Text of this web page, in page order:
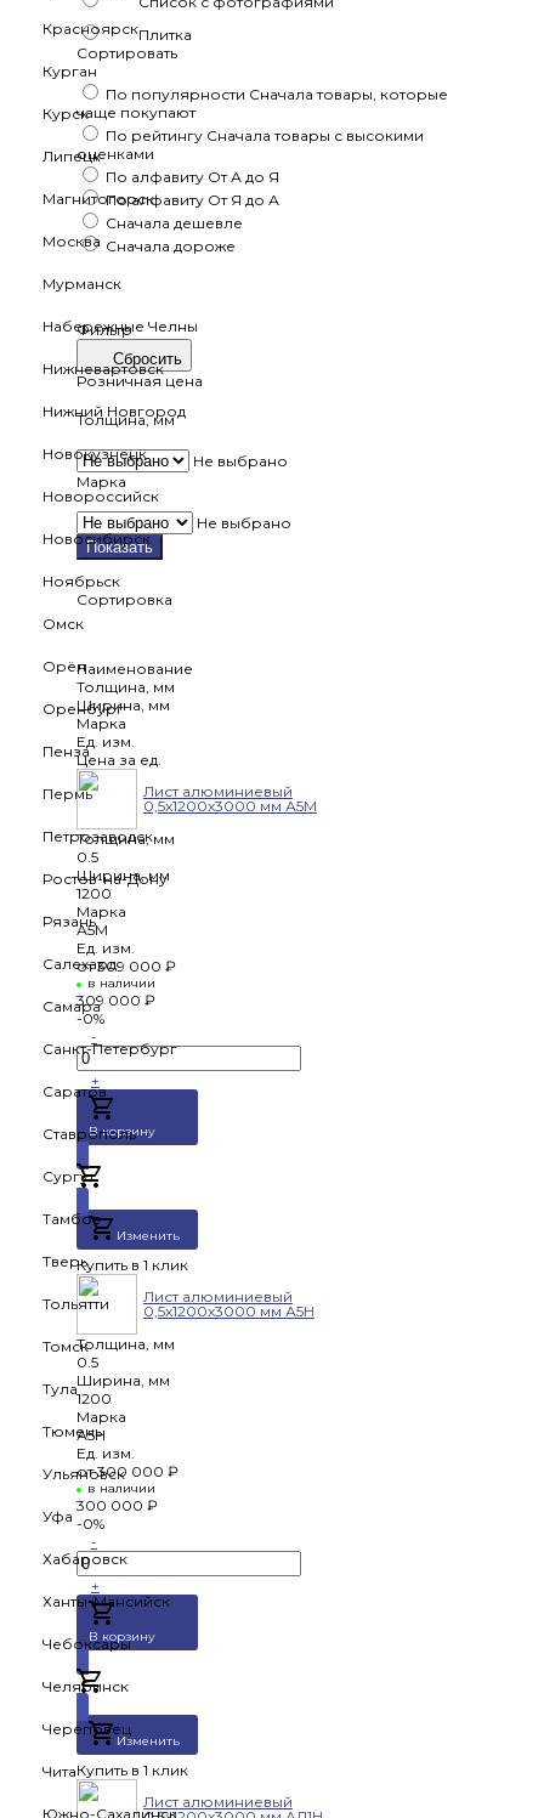
Красноярск
Курган
Курск
Липецк
Магнитогорск
Москва
Мурманск
Набережные Челны
Нижневартовск
Нижний Новгород
Новокузнецк
Новороссийск
Новосибирск
Ноябрьск
Омск
Орёл
Оренбург
Пенза
Пермь
Петрозаводск
Ростов-на-Дону
Рязань
Салехард
Самара
Санкт-Петербург
Саратов
Ставрополь
Сургут
Тамбов
Тверь
Тольятти
Томск
Тула
Тюмень
Ульяновск
Уфа
Хабаровск
Ханты-Мансийск
Чебоксары
Челябинск
Череповец
Чита
Южно-Сахалинск
Плитка
Сортировать
По популярности Сначала товары, которые
чаще покупают
По рейтингу Сначала товары с высокими
оценками
По алфавиту От А до Я
По алфавиту От Я до А
Сначала дешевле
Сначала дороже
Фильтр
Сбросить
Розничная цена
Толщина, мм
Не выбрано
Марка
Не выбрано
Показать
Сортировка
Наименование
Толщина, мм
Ширина, мм
Марка
Ед. изм.
Цена за ед.
Лист алюминиевый
0,5х1200х3000 мм А5М
Толщина, мм
0.5
Ширина, мм
1200
Марка
А5М
Ед. изм.
от 309 000 ₽
в наличии
309 000 ₽
-0%
-
+
В корзину
Изменить
Купить в 1 клик
Лист алюминиевый
0,5х1200х3000 мм А5Н
Толщина, мм
0.5
Ширина, мм
1200
Марка
А5Н
Ед. изм.
от 300 000 ₽
в наличии
300 000 ₽
-0%
-
+
В корзину
Добавлено
Изменить
Купить в 1 клик
Лист алюминиевый